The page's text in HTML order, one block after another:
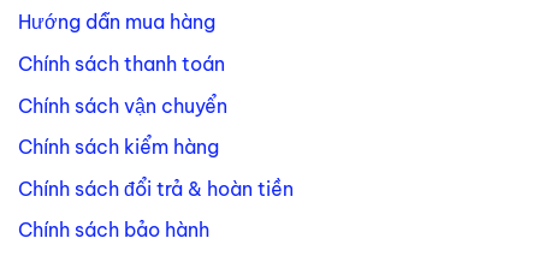
Hướng dẫn mua hàng
Chính sách thanh toán
Chính sách vận chuyển
Chính sách kiểm hàng
Chính sách đổi trả & hoàn tiền
Chính sách bảo hành